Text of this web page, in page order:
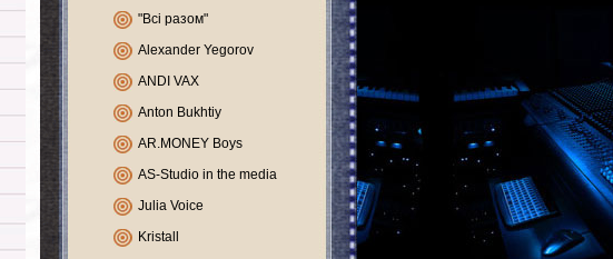
"Всі разом"
Alexander Yegorov
ANDI VAX
Anton Bukhtiy
AR.MONEY Boys
AS-Studio in the media
Julia Voice
Kristall